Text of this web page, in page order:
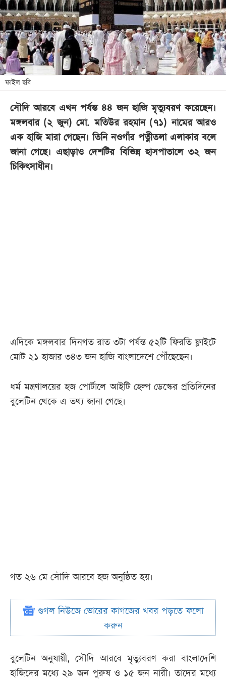
খেলা
বিনোদন
লাইফ
স্টাইল
শিক্ষা
সব
বিভাগ
ছবি
ফাইল ছবি
সৌদি আরবে এখন পর্যন্ত ৪৪ জন হাজি মৃত্যুবরণ করেছেন।
মঙ্গলবার (২ জুন) মো. মতিউর রহমান (৭১) নামের আরও
এক হাজি মারা গেছেন। তিনি নওগাঁর পত্নীতলা এলাকার বলে
জানা গেছে। এছাড়াও দেশটির বিভিন্ন হাসপাতালে ৩২ জন
চিকিৎসাধীন।
এদিকে মঙ্গলবার দিনগত রাত ৩টা পর্যন্ত ৫২টি ফিরতি ফ্লাইটে
মোট ২১ হাজার ৩৪৩ জন হাজি বাংলাদেশে পৌঁছেছেন।
ধর্ম মন্ত্রণালয়ের হজ পোর্টালে আইটি হেল্প ডেস্কের প্রতিদিনের
বুলেটিন থেকে এ তথ্য জানা গেছে।
গত ২৬ মে সৌদি আরবে হজ অনুষ্ঠিত হয়।
গুগল নিউজে ভোরের কাগজের খবর পড়তে ফলো
করুন
বুলেটিন অনুযায়ী, সৌদি আরবে মৃত্যুবরণ করা বাংলাদেশি
হাজিদের মধ্যে ২৯ জন পুরুষ ও ১৫ জন নারী। তাদের মধ্যে